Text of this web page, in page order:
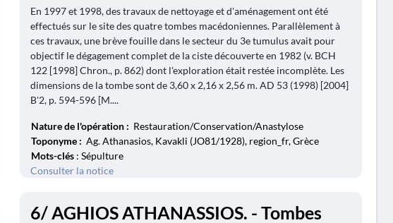
En 1997 et 1998, des travaux de nettoyage et d'aménagement ont été
effectués sur le site des quatre tombes macédoniennes. Parallèlement à
ces travaux, une brève fouille dans le secteur du 3e tumulus avait pour
objectif le dégagement complet de la ciste découverte en 1982 (v. BCH
122 [1998] Chron., p. 862) dont l'exploration était restée incomplète. Les
dimensions de la tombe sont de 3,60 x 2,16 x 2,56 m. AD 53 (1998) [2004]
B'2, p. 594-596 [M....
Nature de l'opération : Restauration/Conservation/Anastylose
Toponyme : Ag. Athanasios, Kavakli (JO81/1928), region_fr, Grèce
Mots-clés : Sépulture
Consulter la notice
6/ AGHIOS ATHANASSIOS. - Tombes